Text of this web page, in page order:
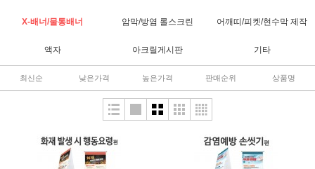
X-배너/물통배너 암막/방염 롤스크린 어깨띠/피켓/현수막 제작
액자 아크릴게시판 기타
최신순 낮은가격 높은가격 판매순위 상품명